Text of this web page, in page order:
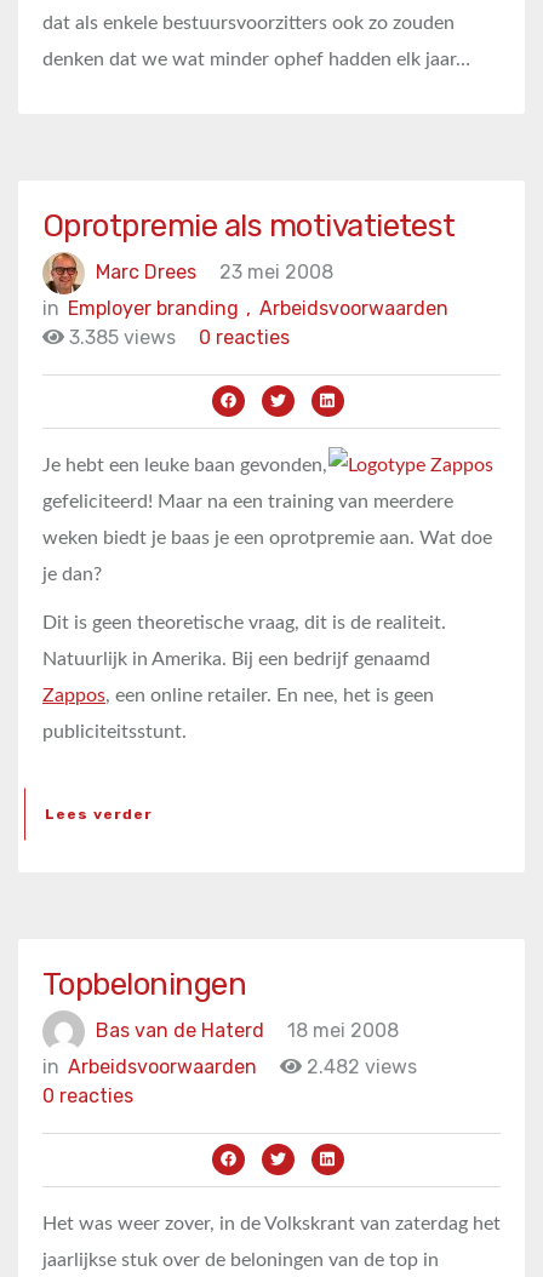
dat als enkele bestuursvoorzitters ook zo zouden
denken dat we wat minder ophef hadden elk jaar…
Oprotpremie als motivatietest
Marc Drees
23 mei 2008
in
Arbeidsvoorwaarden
Employer branding ,
3.385 views
0 reacties
Je hebt een leuke baan gevonden,
gefeliciteerd! Maar na een training van meerdere
weken biedt je baas je een oprotpremie aan. Wat doe
je dan?
Dit is geen theoretische vraag, dit is de realiteit.
Natuurlijk in Amerika. Bij een bedrijf genaamd
Zappos, een online retailer. En nee, het is geen
publiciteitsstunt.
Lees verder
Topbeloningen
Bas van de Haterd
18 mei 2008
in Arbeidsvoorwaarden
2.482 views
0 reacties
Het was weer zover, in de Volkskrant van zaterdag het
jaarlijkse stuk over de beloningen van de top in